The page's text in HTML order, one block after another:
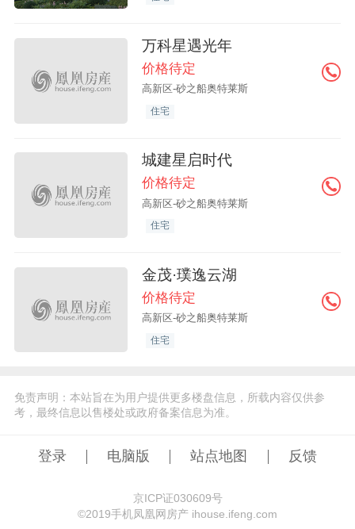
万科星遇光年
价格待定
高新区-砂之船奥特莱斯
住宅
城建星启时代
价格待定
高新区-砂之船奥特莱斯
住宅
金茂·璞逸云湖
价格待定
高新区-砂之船奥特莱斯
住宅
免责声明：本站旨在为用户提供更多楼盘信息，所载内容仅供参
考，最终信息以售楼处或政府备案信息为准。
登录 电脑版 站点地图 反馈
京ICP证030609号
©️2019手机凤凰网房产 ihouse.ifeng.com